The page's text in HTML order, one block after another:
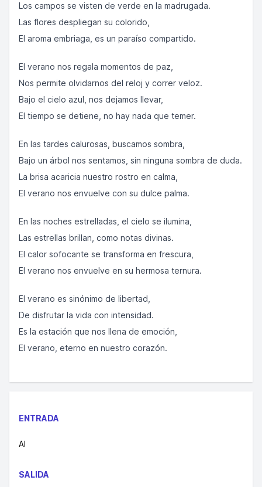
Los campos se visten de verde en la madrugada.
Las flores despliegan su colorido,
El aroma embriaga, es un paraíso compartido.
El verano nos regala momentos de paz,
Nos permite olvidarnos del reloj y correr veloz.
Bajo el cielo azul, nos dejamos llevar,
El tiempo se detiene, no hay nada que temer.
En las tardes calurosas, buscamos sombra,
Bajo un árbol nos sentamos, sin ninguna sombra de duda.
La brisa acaricia nuestro rostro en calma,
El verano nos envuelve con su dulce palma.
En las noches estrelladas, el cielo se ilumina,
Las estrellas brillan, como notas divinas.
El calor sofocante se transforma en frescura,
El verano nos envuelve en su hermosa ternura.
El verano es sinónimo de libertad,
De disfrutar la vida con intensidad.
Es la estación que nos llena de emoción,
El verano, eterno en nuestro corazón.
ENTRADA
AI
SALIDA